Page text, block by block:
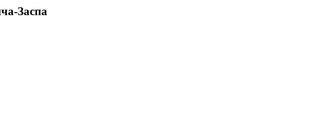
Заспа